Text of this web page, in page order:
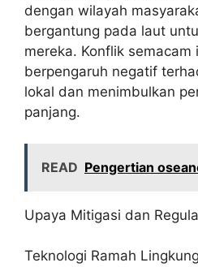
dengan wilayah
bergantung pada laut
mereka. Konflik semacam
berpengaruh negatif
lokal dan menimbulkan
panjang.
READ Pengertian
Upaya Mitigasi dan
Teknologi Ramah